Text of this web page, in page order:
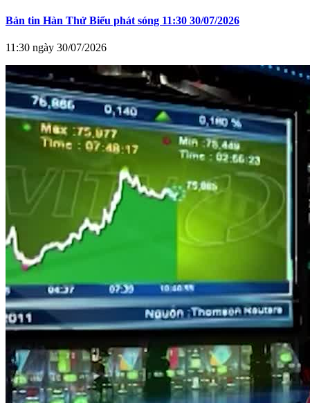
Bản tin Hàn Thử Biểu phát sóng 11:30 30/07/2026
11:30 ngày 30/07/2026